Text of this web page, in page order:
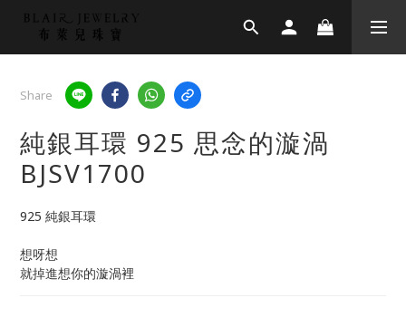
Share
純銀耳環 925 思念的漩渦
BJSV1700
925 純銀耳環
想呀想
就掉進想你的漩渦裡